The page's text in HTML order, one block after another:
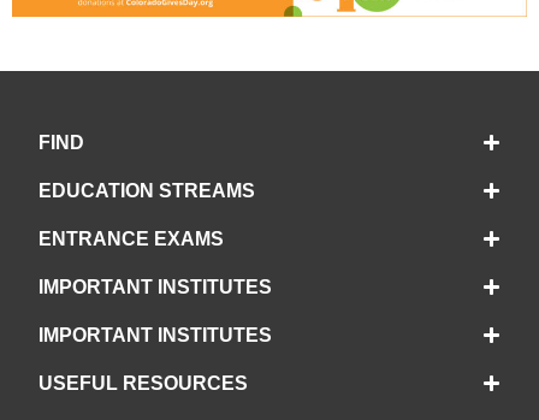
FIND
EDUCATION STREAMS
ENTRANCE EXAMS
IMPORTANT INSTITUTES
IMPORTANT INSTITUTES
USEFUL RESOURCES